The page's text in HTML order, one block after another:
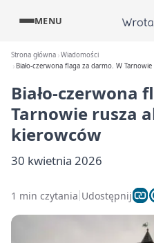
MENU
Strona główna Wiadomości
Biało-czerwona flaga za darmo. W
Biało-czerwona
Tarnowie rusza
kierowców
30 kwietnia 2026
1 min czytania Udostępnij